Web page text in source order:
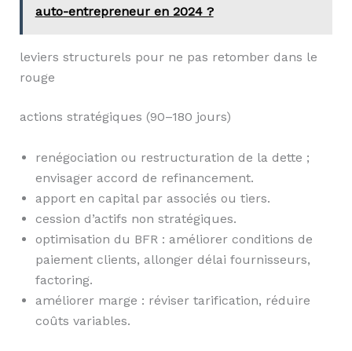
auto-entrepreneur en 2024 ?
leviers structurels pour ne pas retomber dans le
rouge
actions stratégiques (90–180 jours)
renégociation ou restructuration de la dette ;
envisager accord de refinancement.
apport en capital par associés ou tiers.
cession d’actifs non stratégiques.
optimisation du BFR : améliorer conditions de
paiement clients, allonger délai fournisseurs,
factoring.
améliorer marge : réviser tarification, réduire
coûts variables.